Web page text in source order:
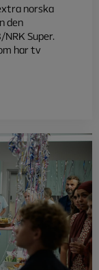
norska
den
Super.
har tv